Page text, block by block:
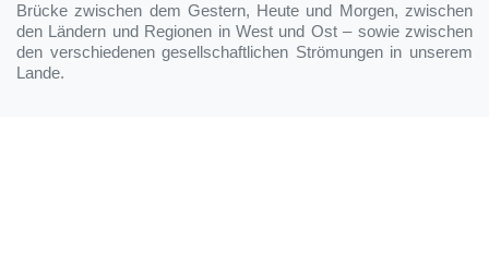
Brücke zwischen dem Gestern, Heute und Morgen, zwischen
den Ländern und Regionen in West und Ost – sowie zwischen
den verschiedenen gesellschaftlichen Strömungen in unserem
Lande.